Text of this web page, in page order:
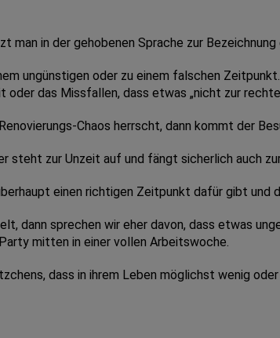
man in der gehobenen Sprache zur
ungünstigen oder zu einem falschen
das Missfallen, dass etwas „nicht zur
Chaos herrscht, dann kommt der
steht zur Unzeit auf und fängt sicherlich auch
einen richtigen Zeitpunkt dafür gibt und
dann sprechen wir eher davon, dass etwas
mitten in einer vollen Arbeitswoche.
dass in ihrem Leben möglichst wenig